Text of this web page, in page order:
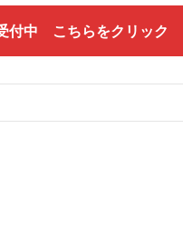
付中 こちらをクリック